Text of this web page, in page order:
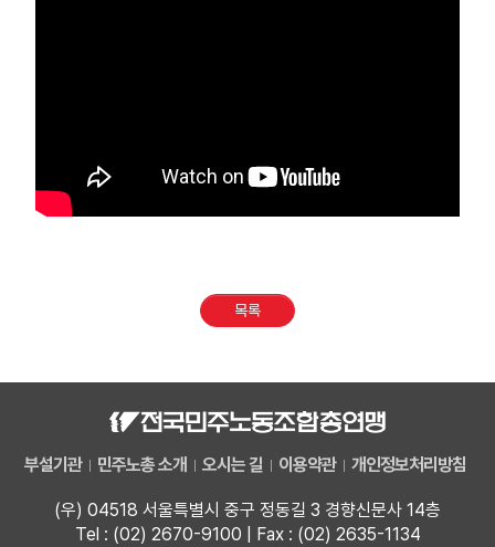
목록
부설기관 민주노총 소개 오시는 길 이용약관 개인정보처리방침
(우) 04518 서울특별시 중구 정동길 3 경향신문사 14층
Tel : (02) 2670-9100 | Fax : (02) 2635-1134